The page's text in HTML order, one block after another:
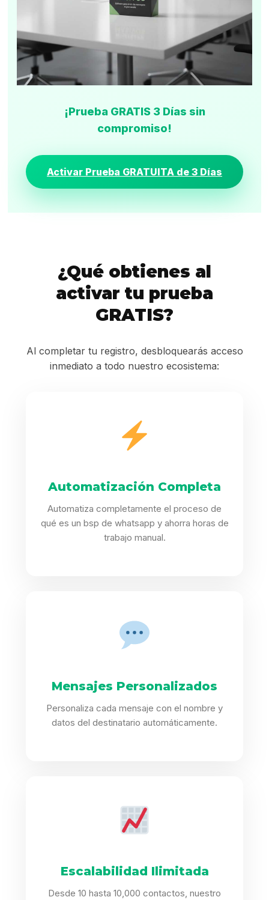
¡Prueba GRATIS 3 Días sin
compromiso!
Activar Prueba GRATUITA de 3 Días
¿Qué obtienes al
activar tu prueba
GRATIS?
Al completar tu registro, desbloquearás acceso
inmediato a todo nuestro ecosistema:
Automatización Completa
Automatiza completamente el proceso de
qué es un bsp de whatsapp y ahorra horas de
trabajo manual.
Mensajes Personalizados
Personaliza cada mensaje con el nombre y
datos del destinatario automáticamente.
Escalabilidad Ilimitada
Desde 10 hasta 10,000 contactos, nuestro